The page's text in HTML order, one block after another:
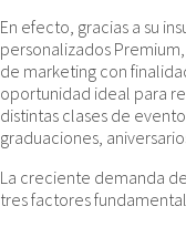
En efecto, gracias a su
personalizados
de marketing con
oportunidad ideal para
distintas clases de
graduaciones,
La creciente demanda
tres factores